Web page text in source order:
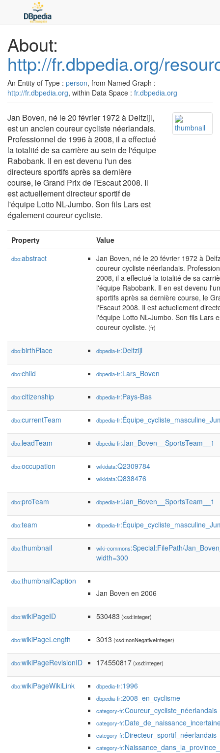
About:
http://fr.dbpedia.org/
An Entity of Type : person, from Named Graph :
http://fr.dbpedia.org, within Data Space : fr.dbpedia.org
Jan Boven, né le 20 février 1972 à Delfzijl,
est un ancien coureur cycliste néerlandais.
Professionnel de 1996 à 2008, il a effectué
la totalité de sa carrière au sein de l'équipe
Rabobank. Il en est devenu l'un des
directeurs sportifs après sa dernière
course, le Grand Prix de l'Escaut 2008. Il
est actuellement directeur sportif de
l'équipe Lotto NL-Jumbo. Son fils Lars est
également coureur cycliste.
Property Value
dbo:abstract
Jan Boven, né le 20 février 1972 à
coureur cycliste néerlandais.
2008, il a effectué la totalité de sa
l'équipe Rabobank. Il en est devenu
sportifs après sa dernière course, le
l'Escaut 2008. Il est actuellement
l'équipe Lotto NL-Jumbo. Son fils Lars
coureur cycliste. (fr)
dbo:birthPlace dbpedia-fr:Delfzijl
dbo:child dbpedia-fr:Lars_Boven
dbo:citizenship dbpedia-fr:Pays-Bas
dbo:currentTeam dbpedia-fr
dbo:leadTeam dbpedia-fr:Jan_Boven__SportsTeam__1
dbo:occupation wikidata:Q2309784
wikidata:Q838476
dbo:proTeam dbpedia-fr:Jan_Boven__SportsTeam__1
dbo:team dbpedia-fr
dbo:thumbnail wiki-commons:Special:FilePath/
width=300
dbo:thumbnailCaption
Jan Boven en 2006
dbo:wikiPageID 530483 (xsd:integer)
dbo:wikiPageLength 3013 (xsd:nonNegativeInteger)
dbo:wikiPageRevisionID 174550817(xsd:integer)
dbo:wikiPageWikiLink dbpedia-fr:1996
dbpedia-fr:2008_en_cyclisme
category-fr:Coureur_cycliste_néerlandais
category-fr
category-fr:Directeur_sportif_néerlandais
category-fr